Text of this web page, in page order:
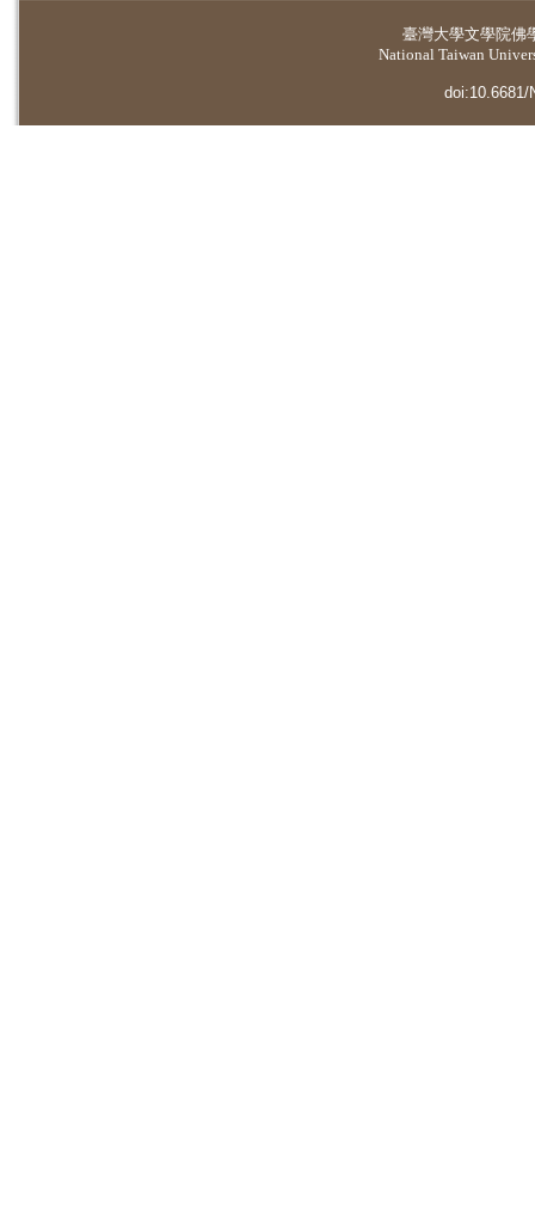
臺灣大學文學院佛
National Taiwan
doi:10.6681/